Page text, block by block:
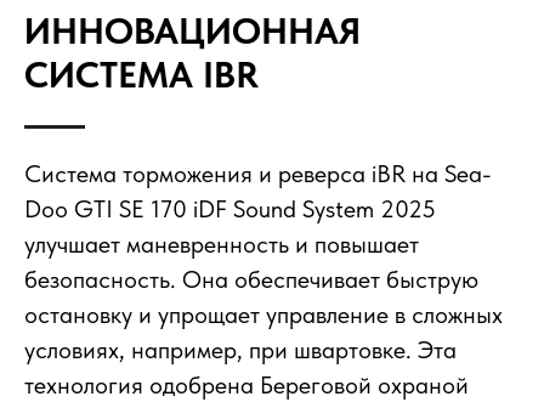
ИННОВАЦИОННАЯ
СИСТЕМА IBR
Система торможения и реверса iBR на Sea-
Doo GTI SE 170 iDF Sound System 2025
улучшает маневренность и повышает
безопасность. Она обеспечивает быструю
остановку и упрощает управление в сложных
условиях, например, при швартовке. Эта
технология одобрена Береговой охраной